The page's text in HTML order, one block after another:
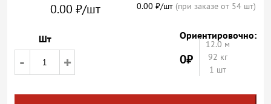
0.00 ₽/шт 0.00 ₽/шт (при заказе от 54 шт)
Шт
- +
Ориентировочно:
0₽
12.0 м
92 кг
1 шт